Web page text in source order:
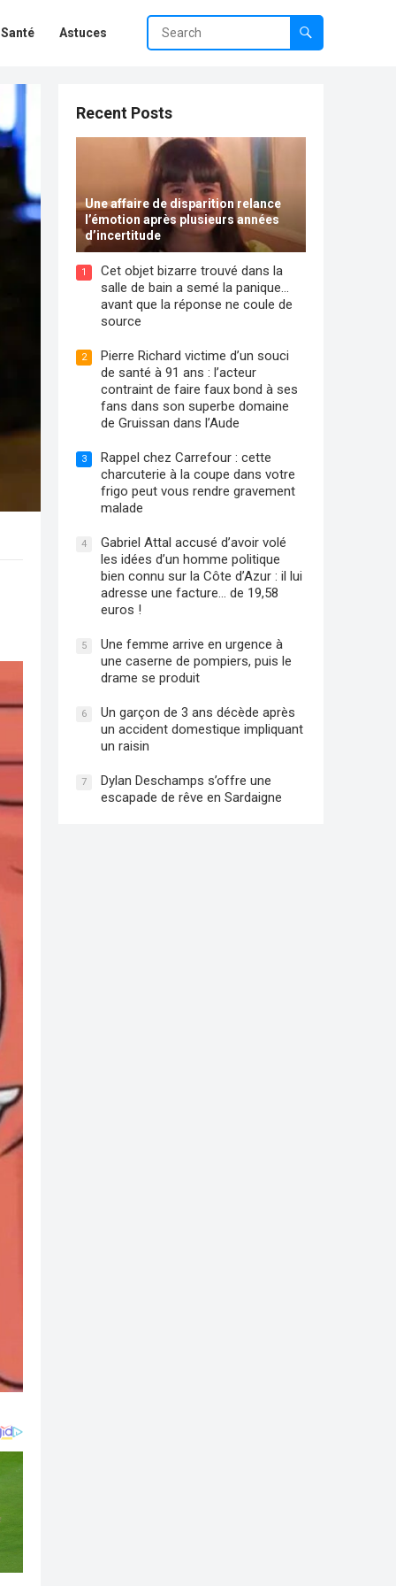
Santé Astuces
Recent Posts
Une affaire de disparition relance
l’émotion après plusieurs années
d’incertitude
1
Cet objet bizarre trouvé dans la
salle de bain a semé la panique…
avant que la réponse ne coule de
source
2
Pierre Richard victime d’un souci
de santé à 91 ans : l’acteur
contraint de faire faux bond à ses
fans dans son superbe domaine
de Gruissan dans l’Aude
3
Rappel chez Carrefour : cette
charcuterie à la coupe dans votre
frigo peut vous rendre gravement
malade
4
Gabriel Attal accusé d’avoir volé
les idées d’un homme politique
bien connu sur la Côte d’Azur : il lui
adresse une facture… de 19,58
euros !
5
Une femme arrive en urgence à
une caserne de pompiers, puis le
drame se produit
6
Un garçon de 3 ans décède après
un accident domestique impliquant
un raisin
7
Dylan Deschamps s’offre une
escapade de rêve en Sardaigne